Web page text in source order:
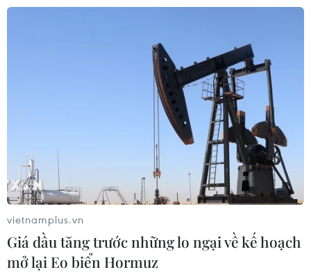
vietnamplus.vn
Giá dầu tăng trước những lo ngại về kế hoạch
mở lại Eo biển Hormuz